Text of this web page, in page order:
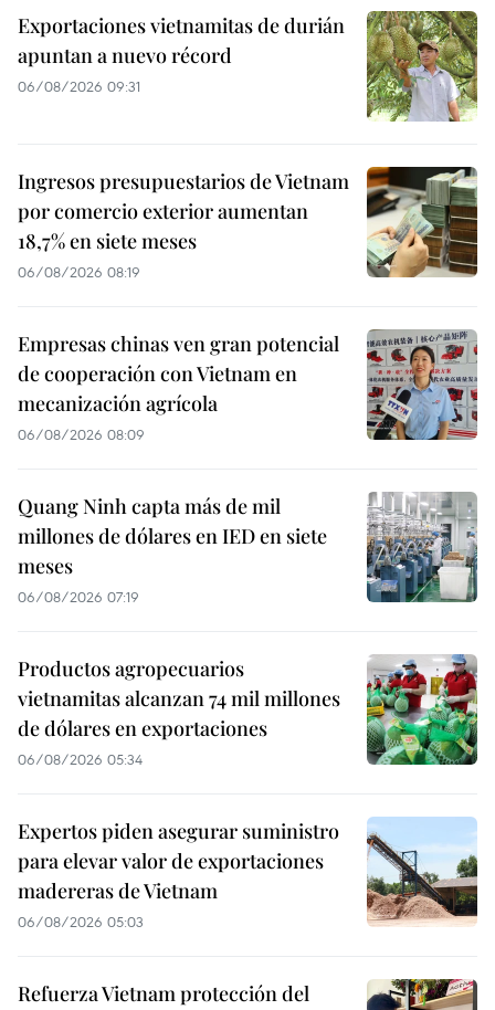
Exportaciones vietnamitas de durián
apuntan a nuevo récord
06/08/2026 09:31
Ingresos presupuestarios de Vietnam
por comercio exterior aumentan
18,7% en siete meses
06/08/2026 08:19
Empresas chinas ven gran potencial
de cooperación con Vietnam en
mecanización agrícola
06/08/2026 08:09
Quang Ninh capta más de mil
millones de dólares en IED en siete
meses
06/08/2026 07:19
Productos agropecuarios
vietnamitas alcanzan 74 mil millones
de dólares en exportaciones
06/08/2026 05:34
Expertos piden asegurar suministro
para elevar valor de exportaciones
madereras de Vietnam
06/08/2026 05:03
Refuerza Vietnam protección del